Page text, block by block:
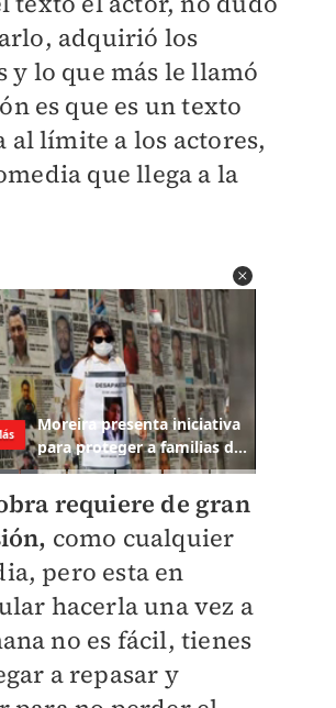
adquirió los
y lo que más le llamó
es que es un texto
al límite a los actores,
que llega a la
requiere de gran
como cualquier
pero esta en
hacerla una vez a
no es fácil, tienes
a repasar y